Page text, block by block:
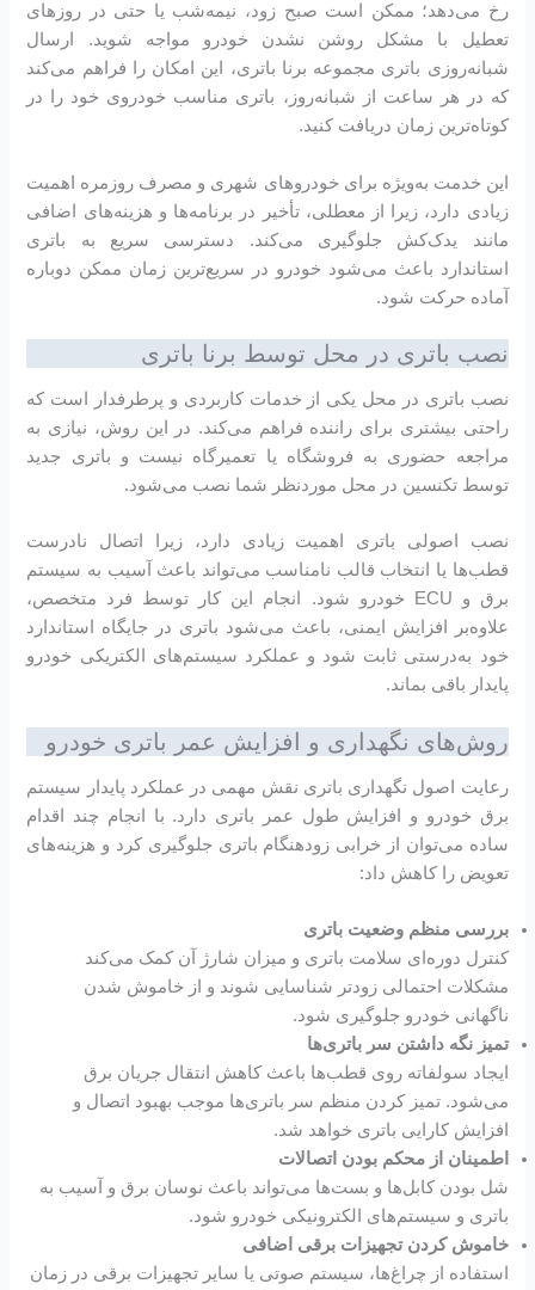
رخ می‌دهد؛ ممکن است صبح زود، نیمه‌شب یا حتی در روزهای
تعطیل با مشکل روشن نشدن خودرو مواجه شوید. ارسال
شبانه‌روزی باتری مجموعه برنا باتری، این امکان را فراهم می‌کند
که در هر ساعت از شبانه‌روز، باتری مناسب خودروی خود را در
کوتاه‌ترین زمان دریافت کنید.
این خدمت به‌ویژه برای خودروهای شهری و مصرف روزمره اهمیت
زیادی دارد، زیرا از معطلی، تأخیر در برنامه‌ها و هزینه‌های اضافی
مانند یدک‌کش جلوگیری می‌کند. دسترسی سریع به باتری
استاندارد باعث می‌شود خودرو در سریع‌ترین زمان ممکن دوباره
آماده حرکت شود.
نصب باتری در محل توسط برنا باتری
نصب باتری در محل یکی از خدمات کاربردی و پرطرفدار است که
راحتی بیشتری برای راننده فراهم می‌کند. در این روش، نیازی به
مراجعه حضوری به فروشگاه یا تعمیرگاه نیست و باتری جدید
توسط تکنسین در محل موردنظر شما نصب می‌شود.
نصب اصولی باتری اهمیت زیادی دارد، زیرا اتصال نادرست
قطب‌ها یا انتخاب قالب نامناسب می‌تواند باعث آسیب به سیستم
برق و ECU خودرو شود. انجام این کار توسط فرد متخصص،
علاوه‌بر افزایش ایمنی، باعث می‌شود باتری در جایگاه استاندارد
خود به‌درستی ثابت شود و عملکرد سیستم‌های الکتریکی خودرو
پایدار باقی بماند.
روش‌های نگهداری و افزایش عمر باتری خودرو
رعایت اصول نگهداری باتری نقش مهمی در عملکرد پایدار سیستم
برق خودرو و افزایش طول عمر باتری دارد. با انجام چند اقدام
ساده می‌توان از خرابی زودهنگام باتری جلوگیری کرد و هزینه‌های
تعویض را کاهش داد:
بررسی منظم وضعیت باتری
کنترل دوره‌ای سلامت باتری و میزان شارژ آن کمک می‌کند
مشکلات احتمالی زودتر شناسایی شوند و از خاموش شدن
ناگهانی خودرو جلوگیری شود.
تمیز نگه داشتن سر باتری‌ها
ایجاد سولفاته روی قطب‌ها باعث کاهش انتقال جریان برق
می‌شود. تمیز کردن منظم سر باتری‌ها موجب بهبود اتصال و
افزایش کارایی باتری خواهد شد.
اطمینان از محکم بودن اتصالات
شل بودن کابل‌ها و بست‌ها می‌تواند باعث نوسان برق و آسیب به
باتری و سیستم‌های الکترونیکی خودرو شود.
خاموش کردن تجهیزات برقی اضافی
استفاده از چراغ‌ها، سیستم صوتی یا سایر تجهیزات برقی در زمان